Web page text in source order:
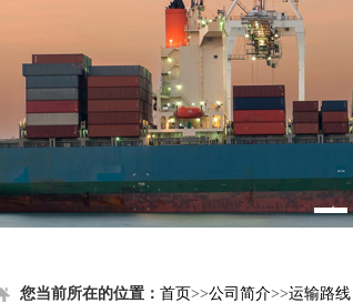
您当前所在的位置： 首页>>公司简介>>运输路线